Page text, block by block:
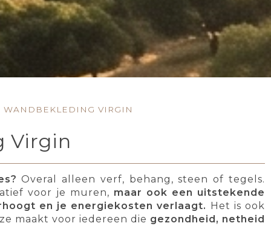
WANDBEKLEDING VIRGIN
Virgin
Overal alleen verf, behang, steen of tegels.
voor je muren, maar ook een uitstekende
en je energiekosten verlaagt.
Het is ook
maakt voor iedereen die gezondheid, netheid